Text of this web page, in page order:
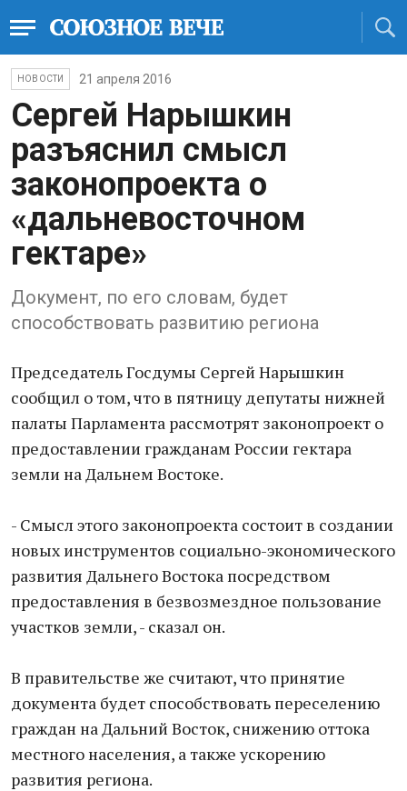
НОВОСТИ 21 апреля 2016
​Сергей ​Нарышкин
разъяснил смысл
законопроекта о
«дальневосточном
гектаре»
Документ, по его словам, будет
способствовать развитию региона
Председатель Госдумы Сергей Нарышкин
сообщил о том, что в пятницу депутаты нижней
палаты Парламента рассмотрят законопроект о
предоставлении гражданам России гектара
земли на Дальнем Востоке.
- Смысл этого законопроекта состоит в создании
новых инструментов социально-экономического
развития Дальнего Востока посредством
предоставления в безвозмездное пользование
участков земли, - сказал он.
В правительстве же считают, что принятие
документа будет способствовать переселению
граждан на Дальний Восток, снижению оттока
местного населения, а также ускорению
развития региона.